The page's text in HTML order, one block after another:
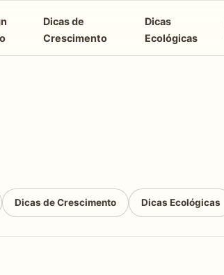
Dicas de
Crescimento
Dicas
Ecológicas
Dicas de Crescimento Dicas Ecológicas